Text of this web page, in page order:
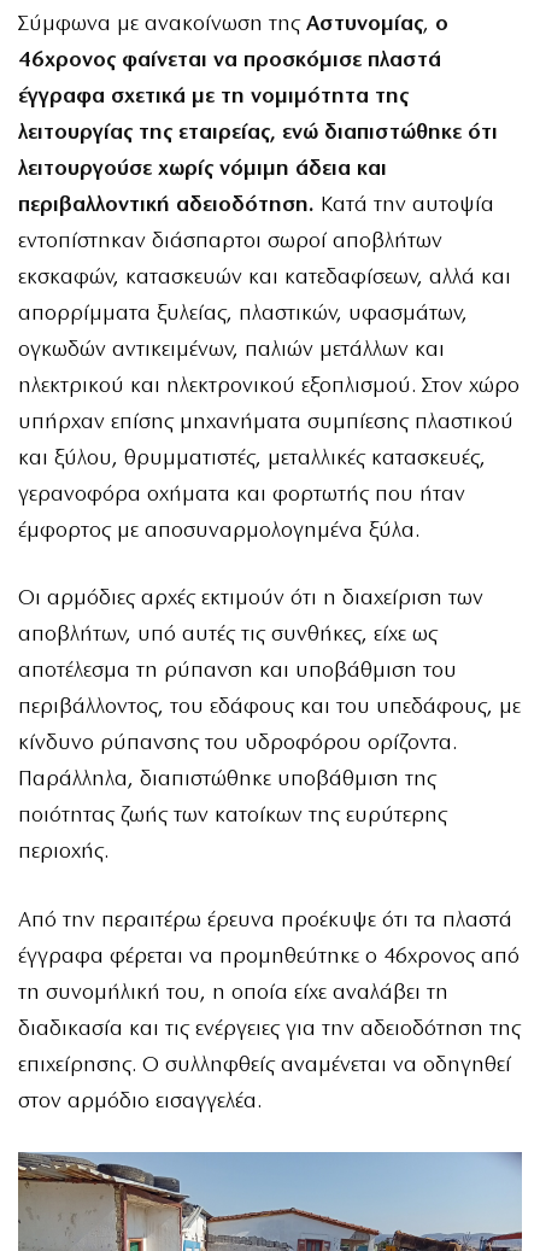
Σύμφωνα με ανακοίνωση της Αστυνομίας, ο
46χρονος φαίνεται να προσκόμισε πλαστά
έγγραφα σχετικά με τη νομιμότητα της
λειτουργίας της εταιρείας, ενώ διαπιστώθηκε ότι
λειτουργούσε χωρίς νόμιμη άδεια και
περιβαλλοντική αδειοδότηση. Κατά την αυτοψία
εντοπίστηκαν διάσπαρτοι σωροί αποβλήτων
εκσκαφών, κατασκευών και κατεδαφίσεων, αλλά και
απορρίμματα ξυλείας, πλαστικών, υφασμάτων,
ογκωδών αντικειμένων, παλιών μετάλλων και
ηλεκτρικού και ηλεκτρονικού εξοπλισμού. Στον χώρο
υπήρχαν επίσης μηχανήματα συμπίεσης πλαστικού
και ξύλου, θρυμματιστές, μεταλλικές κατασκευές,
γερανοφόρα οχήματα και φορτωτής που ήταν
έμφορτος με αποσυναρμολογημένα ξύλα.
Οι αρμόδιες αρχές εκτιμούν ότι η διαχείριση των
αποβλήτων, υπό αυτές τις συνθήκες, είχε ως
αποτέλεσμα τη ρύπανση και υποβάθμιση του
περιβάλλοντος, του εδάφους και του υπεδάφους, με
κίνδυνο ρύπανσης του υδροφόρου ορίζοντα.
Παράλληλα, διαπιστώθηκε υποβάθμιση της
ποιότητας ζωής των κατοίκων της ευρύτερης
περιοχής.
Από την περαιτέρω έρευνα προέκυψε ότι τα πλαστά
έγγραφα φέρεται να προμηθεύτηκε ο 46χρονος από
τη συνομήλική του, η οποία είχε αναλάβει τη
διαδικασία και τις ενέργειες για την αδειοδότηση της
επιχείρησης. Ο συλληφθείς αναμένεται να οδηγηθεί
στον αρμόδιο εισαγγελέα.